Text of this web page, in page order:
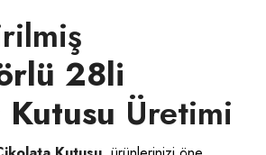
28li
Üretimi